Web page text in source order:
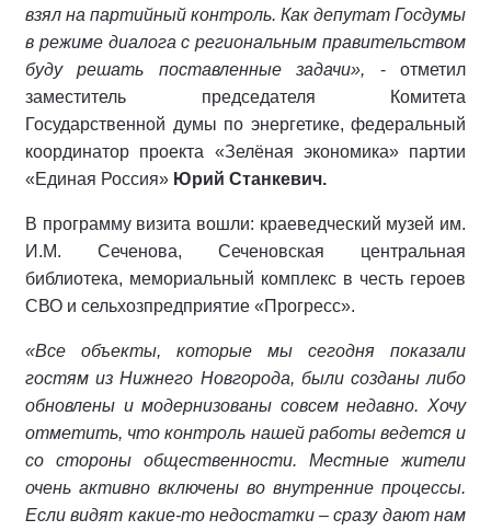
взял на партийный контроль. Как депутат Госдумы
в режиме диалога с региональным правительством
буду решать поставленные задачи», - отметил
заместитель председателя Комитета
Государственной думы по энергетике, федеральный
координатор проекта «Зелёная экономика» партии
«Единая Россия» Юрий Станкевич.
В программу визита вошли: краеведческий музей им.
И.М. Сеченова, Сеченовская центральная
библиотека, мемориальный комплекс в честь героев
СВО и сельхозпредприятие «Прогресс».
«Все объекты, которые мы сегодня показали
гостям из Нижнего Новгорода, были созданы либо
обновлены и модернизованы совсем недавно. Хочу
отметить, что контроль нашей работы ведется и
со стороны общественности. Местные жители
очень активно включены во внутренние процессы.
Если видят какие-то недостатки – сразу дают нам